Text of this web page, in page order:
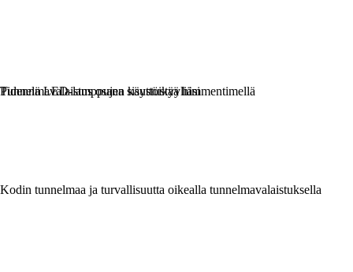
Tunnelmavalaistus osana sisustustyyliäsi
Kodin tunnelmaa ja turvallisuutta oikealla tunnelmavalaistuksella
Pidennä LED-lamppujen käyttöikää himmentimellä